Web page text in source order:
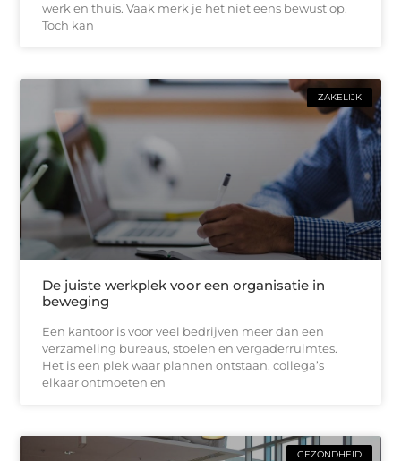
werk en thuis. Vaak merk je het niet eens bewust op.
Toch kan
ZAKELIJK
De juiste werkplek voor een organisatie in
beweging
Een kantoor is voor veel bedrijven meer dan een
verzameling bureaus, stoelen en vergaderruimtes.
Het is een plek waar plannen ontstaan, collega’s
elkaar ontmoeten en
GEZONDHEID